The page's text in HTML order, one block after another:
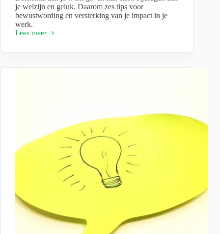
je welzijn en geluk. Daarom zes tips voor
bewustwording en versterking van je impact in je
werk.
Lees meer
Meer
aan
werk